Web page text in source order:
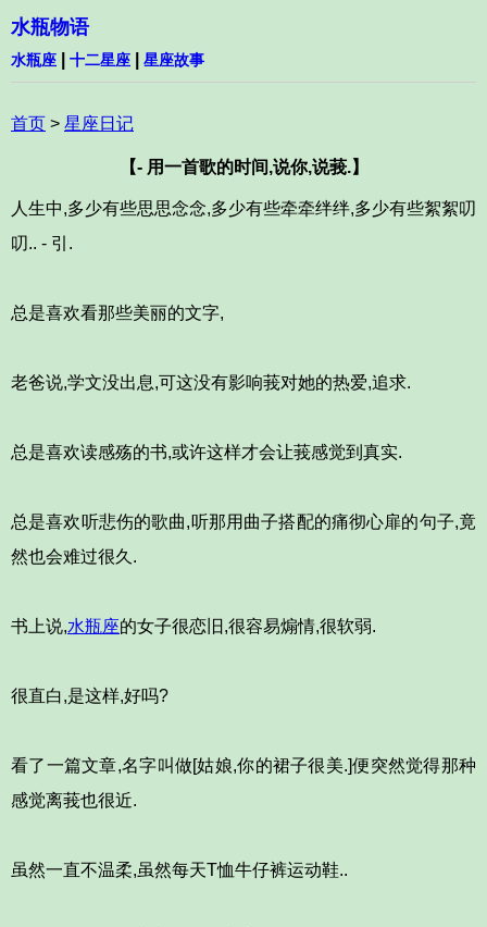
水瓶物语
水瓶座 十二星座 星座故事
首页 > 星座日记
【- 用一首歌的时间,说你,说莪.】
人生中,多少有些思思念念,多少有些牵牵绊绊,多少有些絮絮叨
叨.. - 引.
总是喜欢看那些美丽的文字,
老爸说,学文没出息,可这没有影响莪对她的热爱,追求.
总是喜欢读感殇的书,或许这样才会让莪感觉到真实.
总是喜欢听悲伤的歌曲,听那用曲子搭配的痛彻心扉的句子,竟
然也会难过很久.
书上说,水瓶座的女子很恋旧,很容易煽情,很软弱.
很直白,是这样,好吗?
看了一篇文章,名字叫做[姑娘,你的裙子很美.]便突然觉得那种
感觉离莪也很近.
虽然一直不温柔,虽然每天T恤牛仔裤运动鞋..